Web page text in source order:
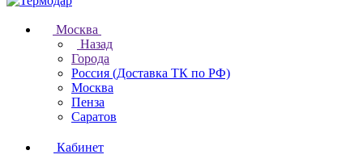
Москва
Назад
Города
Россия (Доставка ТК по РФ)
Москва
Пенза
Саратов
Кабинет